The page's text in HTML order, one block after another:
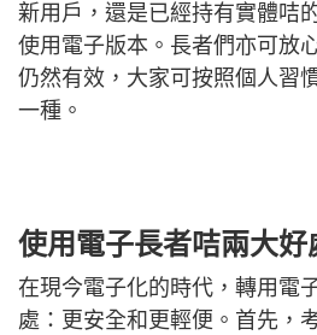
新用戶，還是已經持有實體咭
使用電子版本。長者們亦可放
仍然有效，大家可按照個人習
一種。
使用電子長者咭兩大好
在現今電子化的時代，轉用電
處：更安全和更輕便。首先，